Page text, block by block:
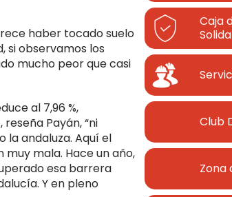
haber tocado suelo
si observamos los
mucho peor que casi
al 7,96 %,
Payán, “ni
la andaluza. Aquí el
mala. Hace un año,
esa barrera
Y en pleno
Caja
Club
Zona